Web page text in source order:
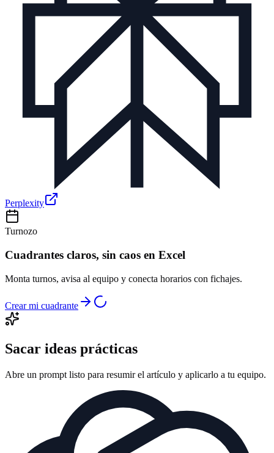
Perplexity
Turnozo
Cuadrantes claros, sin caos en Excel
Monta turnos, avisa al equipo y conecta horarios con fichajes.
Crear mi cuadrante
Sacar ideas prácticas
Abre un prompt listo para resumir el artículo y aplicarlo a tu equipo.